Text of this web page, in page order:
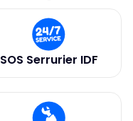
SOS Serrurier IDF